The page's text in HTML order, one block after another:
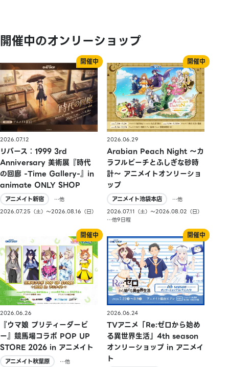
開催中のオンリーショップ
2026.07.12
リバース：1999 3rd
Anniversary 美術展『時代
の回廊 -Time Gallery-』in
animate ONLY SHOP
アニメイト新宿
…他
2026.07.25（土）〜2026.08.16（日）
2026.06.29
Arabian Peach Night 〜カ
ラフルピーチとふしぎな砂時
計〜 アニメイトオンリーショ
ップ
アニメイト池袋本店
…他
2026.07.11（土）〜2026.08.02（日）
…他9日程
2026.06.26
『ウマ娘 プリティーダービ
ー』競馬場コラボ POP UP
STORE 2026 in アニメイト
アニメイト秋葉原
…他
2026.06.24
TVアニメ「Re:ゼロから始め
る異世界生活」4th season
オンリーショップ in アニメイ
ト